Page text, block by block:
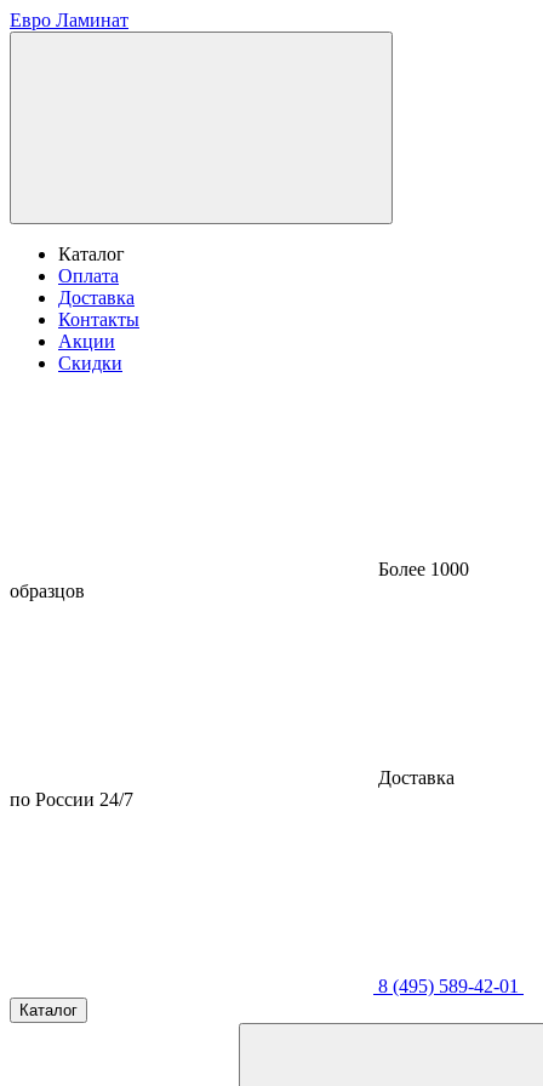
Евро Ламинат
Каталог
Оплата
Доставка
Контакты
Акции
Скидки
Более 1000
образцов
Доставка
по России 24/7
8 (495) 589-42-01
Каталог